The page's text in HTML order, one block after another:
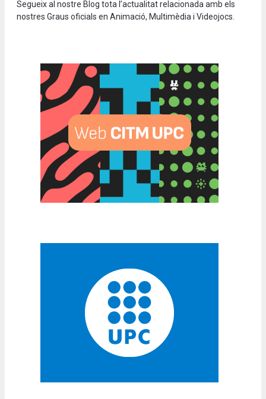
Segueix al nostre Blog tota l’actualitat relacionada amb els
nostres Graus oficials en Animació, Multimèdia i Videojocs.